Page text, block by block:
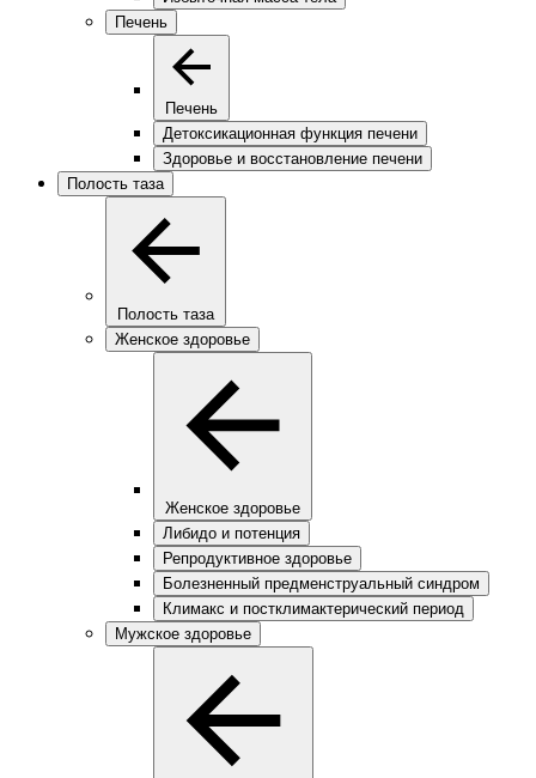
Печень
Печень
Детоксикационная функция печени
Здоровье и восстановление печени
Полость таза
Полость таза
Женское здоровье
Женское здоровье
Либидо и потенция
Репродуктивное здоровье
Болезненный предменструальный синдром
Климакс и постклимактерический период
Мужское здоровье